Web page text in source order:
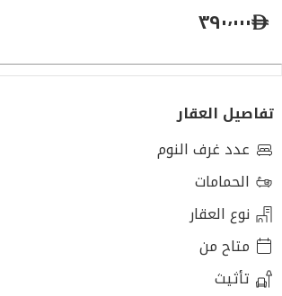
٣٩٠٬٠٠٠
تفاصيل العقار
عدد غرف النوم
الحمامات
نوع العقار
متاح من
تأثيث